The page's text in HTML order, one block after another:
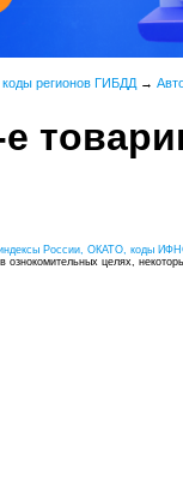
регионов ГИБДД →
России, ОКАТО, коды
целях,